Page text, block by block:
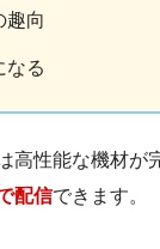
趣向
なる
高性能な機材が
配信できます。